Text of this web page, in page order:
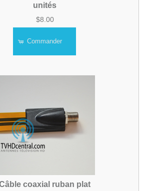
unités
$8.00
Commander
coaxial ruban plat